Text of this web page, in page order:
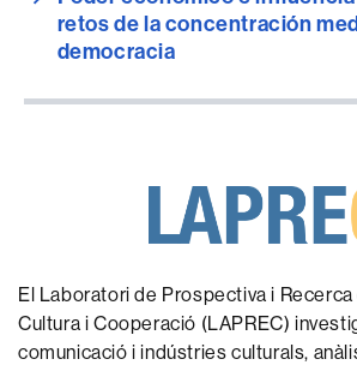
retos de la concentración
democracia
El Laboratori de Prospectiva i
Cultura i Cooperació (LAPREC)
comunicació i indústries culturals,